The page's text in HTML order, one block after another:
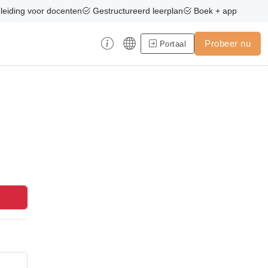
voor docenten Gestructureerd leerplan Boek + app
Portaal Probeer nu